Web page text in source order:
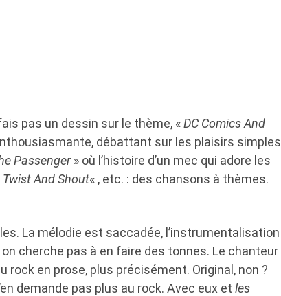
pas un dessin sur le thème, «DC Comics And
débattant sur les plaisirs simples
Passenger» où l’histoire d’un mec qui adore les
Twist And Shout« , etc. : des chansons à thèmes.
La mélodie est saccadée, l’instrumentalisation
cherche pas à en faire des tonnes. Le chanteur
rock en prose, plus précisément. Original, non ?
demande pas plus au rock. Avec eux et les